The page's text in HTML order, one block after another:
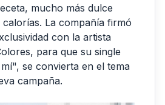
mucho más dulce
La compañía firmó
con la artista
para que su single
se convierta en el tema
campaña.